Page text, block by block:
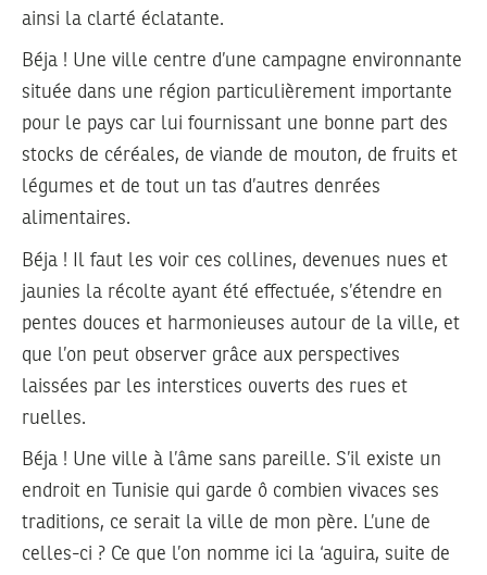
ainsi la clarté éclatante.
Béja ! Une ville centre d’une campagne environnante
située dans une région particulièrement importante
pour le pays car lui fournissant une bonne part des
stocks de céréales, de viande de mouton, de fruits et
légumes et de tout un tas d’autres denrées
alimentaires.
Béja ! Il faut les voir ces collines, devenues nues et
jaunies la récolte ayant été effectuée, s’étendre en
pentes douces et harmonieuses autour de la ville, et
que l’on peut observer grâce aux perspectives
laissées par les interstices ouverts des rues et
ruelles.
Béja ! Une ville à l’âme sans pareille. S’il existe un
endroit en Tunisie qui garde ô combien vivaces ses
traditions, ce serait la ville de mon père. L’une de
celles-ci ? Ce que l’on nomme ici la ‘aguira, suite de